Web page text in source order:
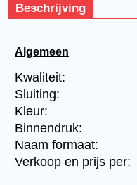
Beschrijving
Algemeen
Kwaliteit:
Sluiting:
Kleur:
Binnendruk:
Naam formaat:
Verkoop en prijs per: